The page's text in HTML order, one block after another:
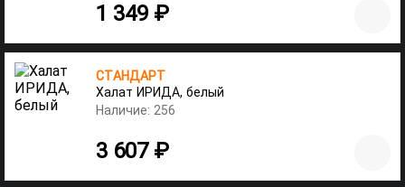
1 349 ₽
СТАНДАРТ
Халат ИРИДА, белый
Наличие: 256
3 607 ₽